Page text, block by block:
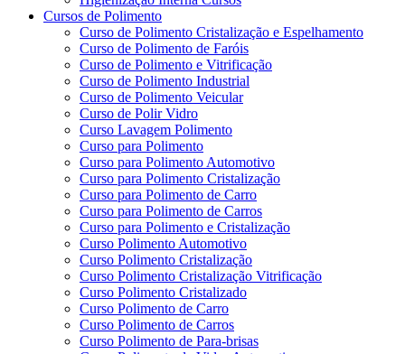
Cursos de Polimento
Curso de Polimento Cristalização e Espelhamento
Curso de Polimento de Faróis
Curso de Polimento e Vitrificação
Curso de Polimento Industrial
Curso de Polimento Veicular
Curso de Polir Vidro
Curso Lavagem Polimento
Curso para Polimento
Curso para Polimento Automotivo
Curso para Polimento Cristalização
Curso para Polimento de Carro
Curso para Polimento de Carros
Curso para Polimento e Cristalização
Curso Polimento Automotivo
Curso Polimento Cristalização
Curso Polimento Cristalização Vitrificação
Curso Polimento Cristalizado
Curso Polimento de Carro
Curso Polimento de Carros
Curso Polimento de Para-brisas